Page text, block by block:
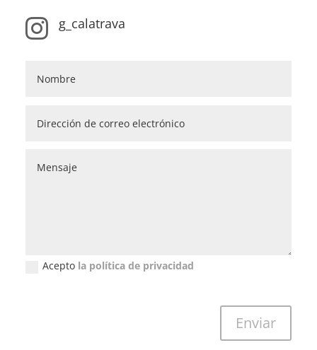
 g_calatrava
Política de privacidad (GDPR)
Acepto la política de privacidad
Enviar